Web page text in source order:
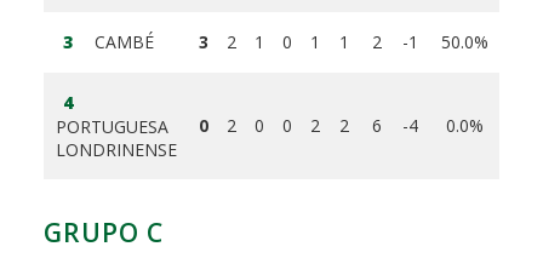
3 CAMBÉ 3 2 1 0 1 1 2 -1 50.0%
4
PORTUGUESA
LONDRINENSE
0 2 0 0 2 2 6 -4 0.0%
GRUPO C